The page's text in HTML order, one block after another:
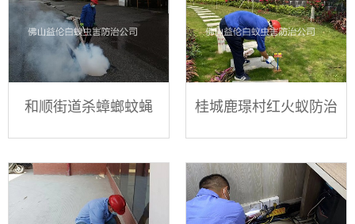
和顺街道杀蟑螂蚊蝇 桂城鹿璟村红火蚁防治